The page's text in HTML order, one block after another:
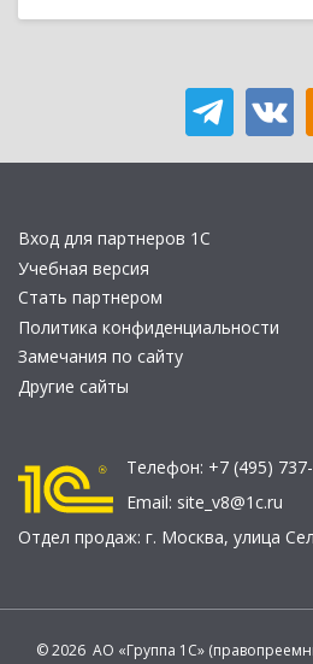
Вход для партнеров 1С
Учебная версия
Стать партнером
Политика конфиденциальности
Замечания по сайту
Другие сайты
Телефон: +7 (495)
Email: site_v8@1c.ru
Отдел продаж: г. Москва, улица
© 2026 АО «Группа 1С»